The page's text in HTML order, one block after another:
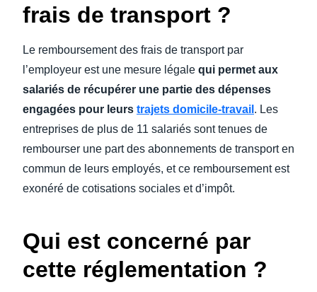
frais de transport ?
Le remboursement des frais de transport par
l’employeur est une mesure légale qui permet aux
salariés de récupérer une partie des dépenses
engagées pour leurs trajets domicile-travail . Les
entreprises de plus de 11 salariés sont tenues de
rembourser une part des abonnements de transport en
commun de leurs employés, et ce remboursement est
exonéré de cotisations sociales et d’impôt.
Qui est concerné par
cette réglementation ?